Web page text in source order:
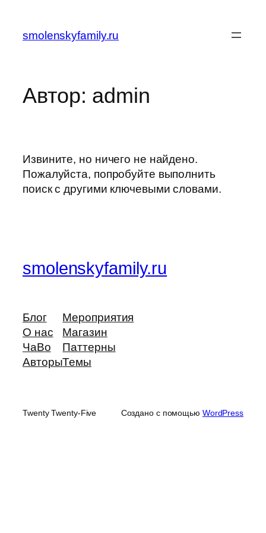
содержимому
smolenskyfamily.ru
Автор: admin
Извините, но ничего не найдено.
Пожалуйста, попробуйте выполнить
поиск с другими ключевыми словами.
smolenskyfamily.ru
Блог
О нас
ЧаВо
Авторы
Мероприятия
Магазин
Паттерны
Темы
Twenty Twenty-Five Создано с помощью WordPress